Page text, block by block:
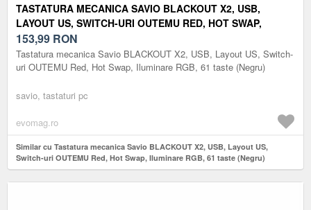
TASTATURA MECANICA SAVIO BLACKOUT X2, USB,
LAYOUT US, SWITCH-URI OUTEMU RED, HOT SWAP,
ILUMINARE RGB, 61 TASTE (NEGRU)
153,99 RON
Tastatura mecanica Savio BLACKOUT X2, USB, Layout US, Switch-
uri OUTEMU Red, Hot Swap, Iluminare RGB, 61 taste (Negru)
savio, tastaturi pc
evomag.ro
Similar cu Tastatura mecanica Savio BLACKOUT X2, USB, Layout US,
Switch-uri OUTEMU Red, Hot Swap, Iluminare RGB, 61 taste (Negru)